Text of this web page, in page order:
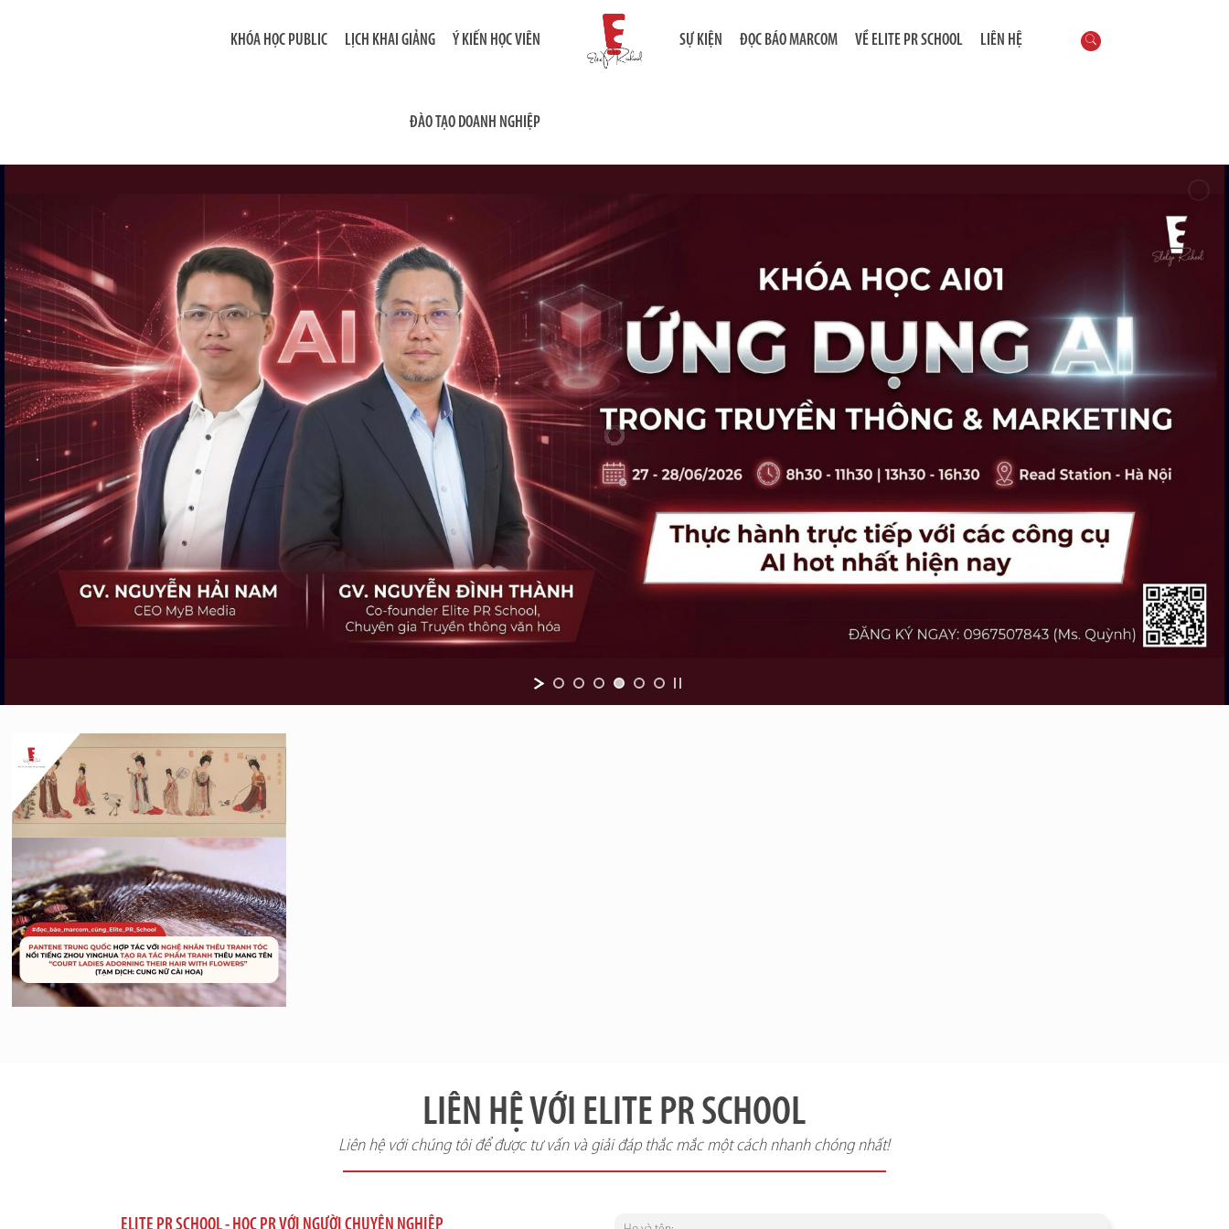
KHÓA HỌC PUBLIC LỊCH KHAI GIẢNG Ý KIẾN HỌC VIÊN
ĐÀO TẠO DOANH NGHIỆP
SỰ KIỆN ĐỌC BÁO MARCOM VỀ ELITE PR SCHOOL LIÊN HỆ
LIÊN HỆ VỚI ELITE PR SCHOOL
Liên hệ với chúng tôi để được tư vấn và giải đáp thắc mắc một cách nhanh chóng nhất!
ELITE PR SCHOOL - HỌC PR VỚI NGƯỜI CHUYÊN NGHIỆP